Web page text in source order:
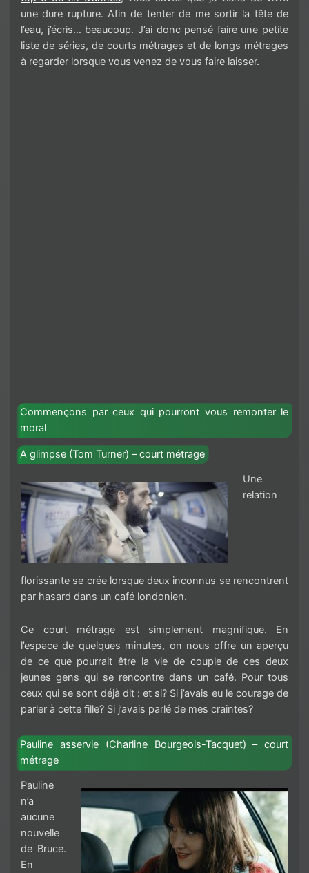
une dure rupture. Afin de tenter de me sortir la tête de
l’eau, j’écris… beaucoup. J’ai donc pensé faire une petite
liste de séries, de courts métrages et de longs métrages
à regarder lorsque vous venez de vous faire laisser.
Commençons par ceux qui pourront vous remonter le
moral
A glimpse (Tom Turner) – court métrage
Une
relation
florissante se crée lorsque deux inconnus se rencontrent
par hasard dans un café londonien.
Ce court métrage est simplement magnifique. En
l’espace de quelques minutes, on nous offre un aperçu
de ce que pourrait être la vie de couple de ces deux
jeunes gens qui se rencontre dans un café. Pour tous
ceux qui se sont déjà dit : et si? Si j’avais eu le courage de
parler à cette fille? Si j’avais parlé de mes craintes?
Pauline asservie(Charline Bourgeois-Tacquet) – court
métrage
Pauline
n’a
aucune
nouvelle
de Bruce.
En